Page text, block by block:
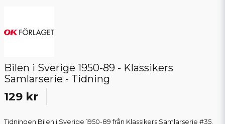
Bilen i Sverige 1950-89 - Klassikers
Samlarserie - Tidning
129 kr
Tidningen Bilen i Sverige 1950-89 från Klassikers Samlarserie #35.